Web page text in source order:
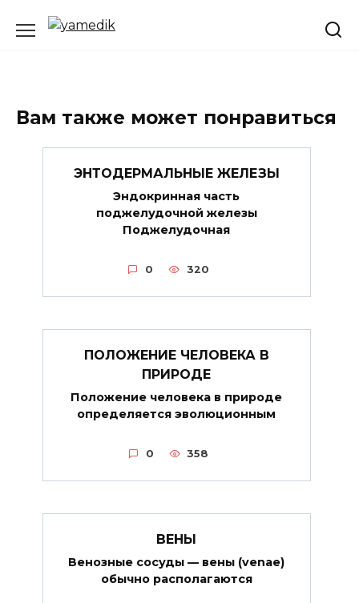
Вам также может понравиться
ЭНТОДЕРМАЛЬНЫЕ ЖЕЛЕЗЫ
Эндокринная часть
поджелудочной железы
Поджелудочная
0 320
ПОЛОЖЕНИЕ ЧЕЛОВЕКА В
ПРИРОДЕ
Положение человека в природе
определяется эволюционным
0 358
ВЕНЫ
Венозные сосуды — вены (venae)
обычно располагаются